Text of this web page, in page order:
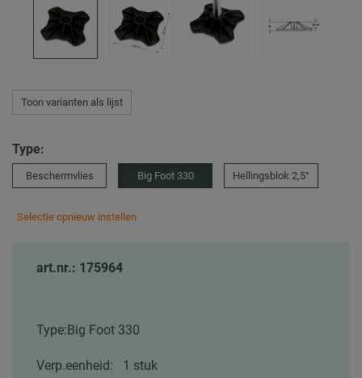
Toon varianten als lijst
Type:
Beschermvlies Big Foot 330 Hellingsblok 2,5°
Selectie opnieuw instellen
art.nr.: 175964
Type:Big Foot 330
Verp.eenheid:
1 stuk